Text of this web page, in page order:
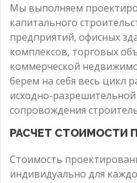
Мы выполняем
капитального
предприятий, офисных
комплексов, торговых
коммерческой
берем на себя весь цикл
исходно-
сопровождения
РАСЧЕТ СТОИМОСТИ
Стоимость
индивидуально для